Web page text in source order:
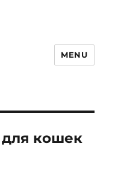
MENU
для кошек